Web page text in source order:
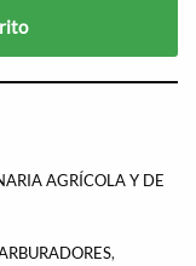
AGRÍCOLA Y DE
,